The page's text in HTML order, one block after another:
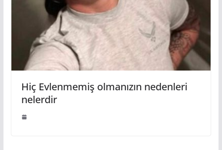
Hiç Evlenmemiş olmanızın nedenleri
nelerdir